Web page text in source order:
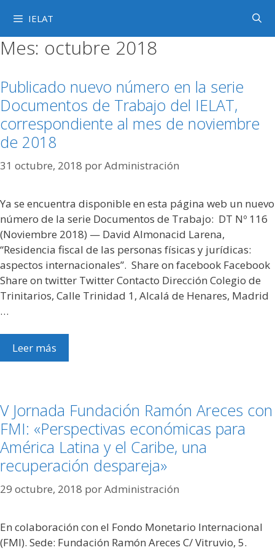
contenido
IELAT
Mes: octubre 2018
Publicado nuevo número en la serie
Documentos de Trabajo del IELAT,
correspondiente al mes de noviembre
de 2018
31 octubre, 2018 porAdministración
Ya se encuentra disponible en esta página web un nuevo
número de la serie Documentos de Trabajo: DT Nº 116
(Noviembre 2018) — David Almonacid Larena,
“Residencia fiscal de las personas físicas y jurídicas:
aspectos internacionales”. Share on facebook Facebook
Share on twitter Twitter Contacto Dirección Colegio de
Trinitarios, Calle Trinidad 1, Alcalá de Henares, Madrid
…
Leer más
V Jornada Fundación Ramón Areces con
FMI: «Perspectivas económicas para
América Latina y el Caribe, una
recuperación despareja»
29 octubre, 2018 porAdministración
En colaboración con el Fondo Monetario Internacional
(FMI). Sede: Fundación Ramón Areces C/ Vitruvio, 5.